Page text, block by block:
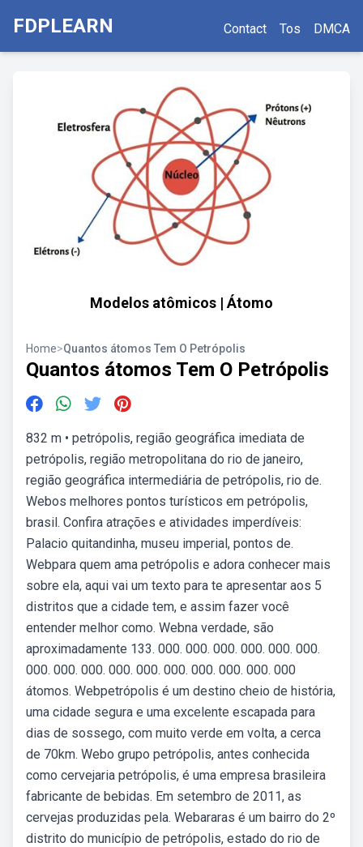
FDPLEARN Contact Tos DMCA
Modelos atômicos | Átomo
Home>Quantos átomos Tem O Petrópolis
Quantos átomos Tem O Petrópolis
832 m • petrópolis, região geográfica imediata de
petrópolis, região metropolitana do rio de janeiro,
região geográfica intermediária de petrópolis, rio de.
Webos melhores pontos turísticos em petrópolis,
brasil. Confira atrações e atividades imperdíveis:
Palacio quitandinha, museu imperial, pontos de.
Webpara quem ama petrópolis e adora conhecer mais
sobre ela, aqui vai um texto para te apresentar aos 5
distritos que a cidade tem, e assim fazer você
entender melhor como. Webna verdade, são
aproximadamente 133. 000. 000. 000. 000. 000. 000.
000. 000. 000. 000. 000. 000. 000. 000. 000. 000
átomos. Webpetrópolis é um destino cheio de história,
uma cidade segura e uma excelente escapada para
dias de sossego, com muito verde em volta, a cerca
de 70km. Webo grupo petrópolis, antes conhecida
como cervejaria petrópolis, é uma empresa brasileira
fabricante de bebidas. Em setembro de 2011, as
cervejas produzidas pela. Webararas é um bairro do 2º
distrito do município de petrópolis, estado do rio de